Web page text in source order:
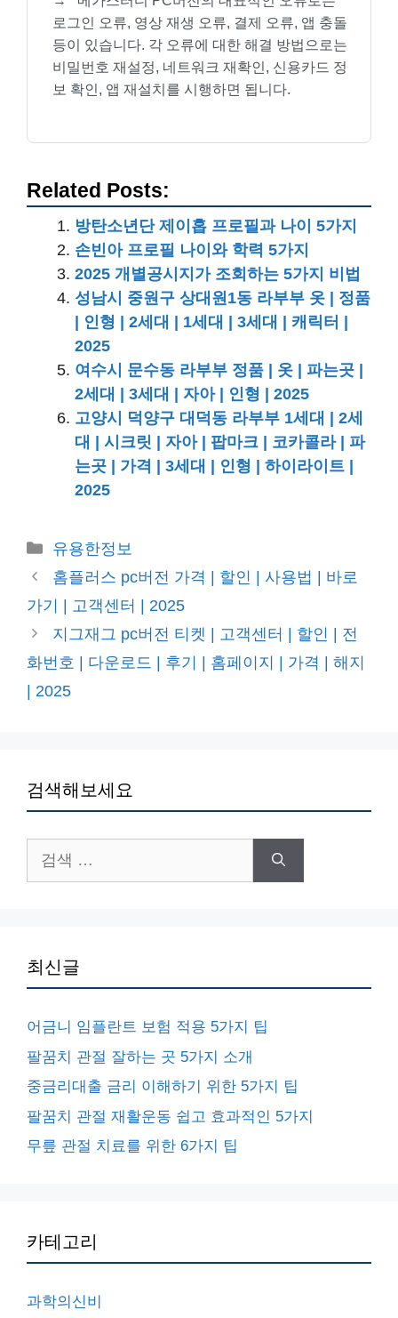
로그인 오류, 영상 재생 오류, 결제 오류, 앱 충돌
등이 있습니다. 각 오류에 대한 해결 방법으로는
비밀번호 재설정, 네트워크 재확인, 신용카드 정
보 확인, 앱 재설치를 시행하면 됩니다.
Related Posts:
방탄소년단 제이홉 프로필과 나이 5가지
손빈아 프로필 나이와 학력 5가지
2025 개별공시지가 조회하는 5가지 비법
성남시 중원구 상대원1동 라부부 옷 | 정품
| 인형 | 2세대 | 1세대 | 3세대 | 캐릭터 |
2025
여수시 문수동 라부부 정품 | 옷 | 파는곳 |
2세대 | 3세대 | 자아 | 인형 | 2025
고양시 덕양구 대덕동 라부부 1세대 | 2세
대 | 시크릿 | 자아 | 팝마크 | 코카콜라 | 파
는곳 | 가격 | 3세대 | 인형 | 하이라이트 |
2025
카
테
리
유용한정보
홈플러스 pc버전 가격 | 할인 | 사용법 | 바로
가기 | 고객센터 | 2025
지그재그 pc버전 티켓 | 고객센터 | 할인 | 전
화번호 | 다운로드 | 후기 | 홈페이지 | 가격 | 해지
| 2025
검색해보세요
색:
최신글
어금니 임플란트 보험 적용 5가지 팁
팔꿈치 관절 잘하는 곳 5가지 소개
중금리대출 금리 이해하기 위한 5가지 팁
팔꿈치 관절 재활운동 쉽고 효과적인 5가지
무릎 관절 치료를 위한 6가지 팁
카테고리
과학의신비